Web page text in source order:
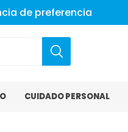
de preferencia
CUIDADO PERSONAL